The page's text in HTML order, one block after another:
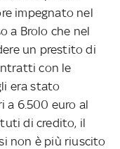
impegnato nel
a Brolo che nel
un prestito di
con le
era stato
a 6.500 euro al
di credito, il
non è più riuscito